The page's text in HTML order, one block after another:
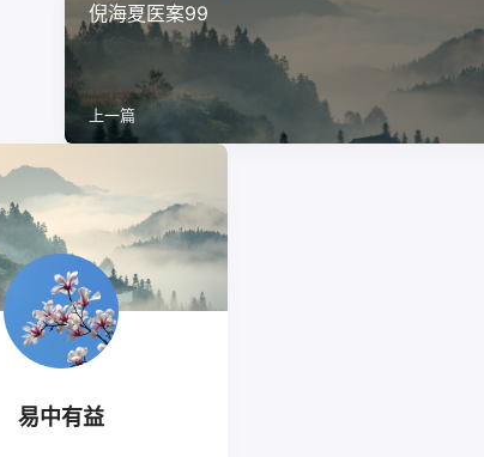
倪海夏医案99
上一篇
易中有益